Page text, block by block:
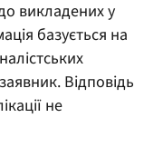
викладених у
базується на
Відповідь
не